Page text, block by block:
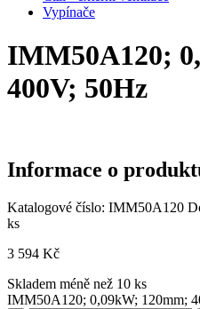
Vypínače
IMM50A120;
400V; 50Hz
Informace o
Katalogové číslo: IMM50A120
ks
3 594 Kč
Skladem méně než 10 ks
IMM50A120; 0,09kW; 120mm;